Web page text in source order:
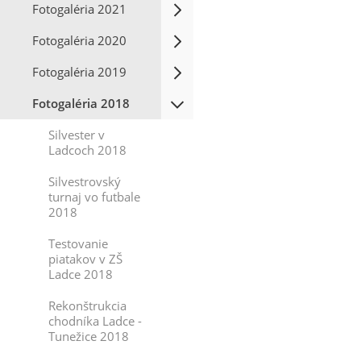
Fotogaléria 2021
Fotogaléria 2020
Fotogaléria 2019
Fotogaléria 2018
Silvester v
Ladcoch 2018
Silvestrovský
turnaj vo futbale
2018
Testovanie
piatakov v ZŠ
Ladce 2018
Rekonštrukcia
chodníka Ladce -
Tunežice 2018